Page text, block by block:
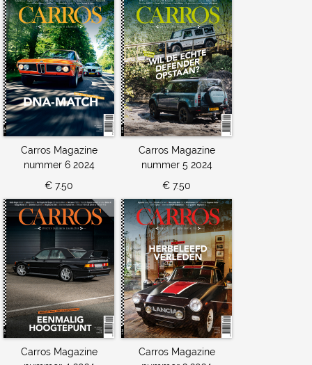
Carros Magazine
nummer 6 2024
€ 7.50
Carros Magazine
nummer 5 2024
€ 7.50
Carros Magazine
Carros Magazine